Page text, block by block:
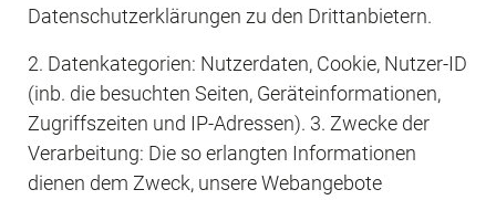
Datenschutzerklärungen zu den Drittanbietern.
2. Datenkategorien: Nutzerdaten, Cookie, Nutzer-ID
(inb. die besuchten Seiten, Geräteinformationen,
Zugriffszeiten und IP-Adressen). 3. Zwecke der
Verarbeitung: Die so erlangten Informationen
dienen dem Zweck, unsere Webangebote